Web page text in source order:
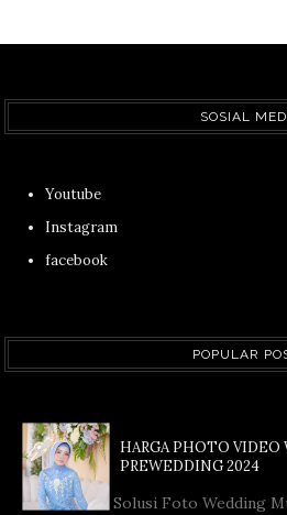
SOSIAL
Youtube
Instagram
facebook
POPULAR
HARGA PHOTO
PREWEDDING 2024
Solusi Foto Wedding